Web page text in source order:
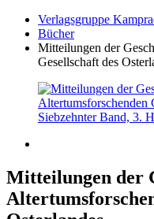
Verlagsgruppe
Bücher
Mitteilungen der
Gesellschaft des
Mitteilungen der